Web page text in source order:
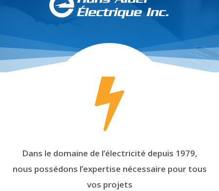
Dans le domaine de l’électricité depuis 1979,
nous possédons l’expertise nécessaire pour tous
vos projets